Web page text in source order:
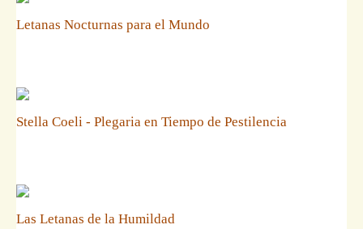
Letanas Nocturnas para el Mundo
Stella Coeli - Plegaria en Tiempo de Pestilencia
Las Letanas de la Humildad